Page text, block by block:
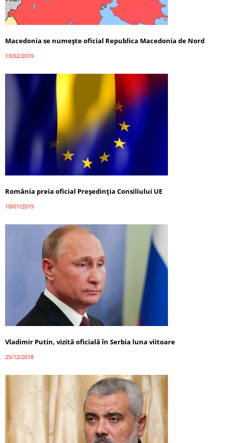
Macedonia se numește oficial Republica Macedonia de Nord
13/02/2019
România preia oficial Preşedinţia Consiliului UE
10/01/2019
Vladimir Putin, vizită oficială în Serbia luna viitoare
25/12/2018